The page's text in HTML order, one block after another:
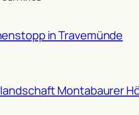
in Travemünde
Montabaurer